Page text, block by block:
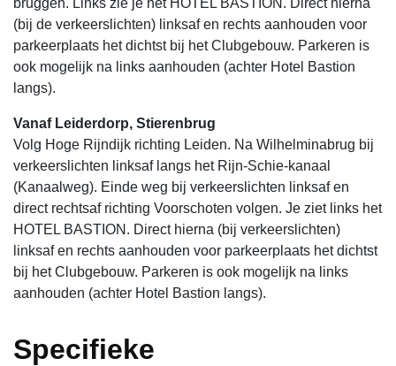
bruggen. Links zie je het HOTEL BASTION. Direct hierna
(bij de verkeerslichten) linksaf en rechts aanhouden voor
parkeerplaats het dichtst bij het Clubgebouw. Parkeren is
ook mogelijk na links aanhouden (achter Hotel Bastion
langs).
Vanaf Leiderdorp, Stierenbrug
Volg Hoge Rijndijk richting Leiden. Na Wilhelminabrug bij
verkeerslichten linksaf langs het Rijn-Schie-kanaal
(Kanaalweg). Einde weg bij verkeerslichten linksaf en
direct rechtsaf richting Voorschoten volgen. Je ziet links het
HOTEL BASTION. Direct hierna (bij verkeerslichten)
linksaf en rechts aanhouden voor parkeerplaats het dichtst
bij het Clubgebouw. Parkeren is ook mogelijk na links
aanhouden (achter Hotel Bastion langs).
Specifieke